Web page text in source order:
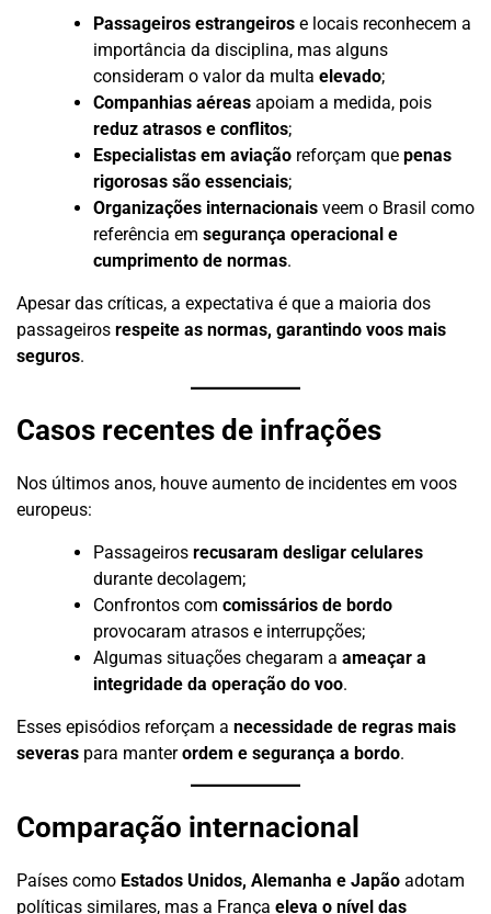
Passageiros estrangeiros e locais reconhecem a
importância da disciplina, mas alguns
consideram o valor da multa elevado;
Companhias aéreas apoiam a medida, pois
reduz atrasos e conflitos;
Especialistas em aviação reforçam que penas
rigorosas são essenciais;
Organizações internacionais veem o Brasil como
referência em segurança operacional e
cumprimento de normas.
Apesar das críticas, a expectativa é que a maioria dos
passageiros respeite as normas, garantindo voos mais
seguros.
Casos recentes de infrações
Nos últimos anos, houve aumento de incidentes em voos
europeus:
Passageiros recusaram desligar celulares
durante decolagem;
Confrontos com comissários de bordo
provocaram atrasos e interrupções;
Algumas situações chegaram a ameaçar a
integridade da operação do voo.
Esses episódios reforçam a necessidade de regras mais
severas para manterordem e segurança a bordo.
Comparação internacional
Países como Estados Unidos, Alemanha e Japão adotam
políticas similares, mas a França eleva o nível das